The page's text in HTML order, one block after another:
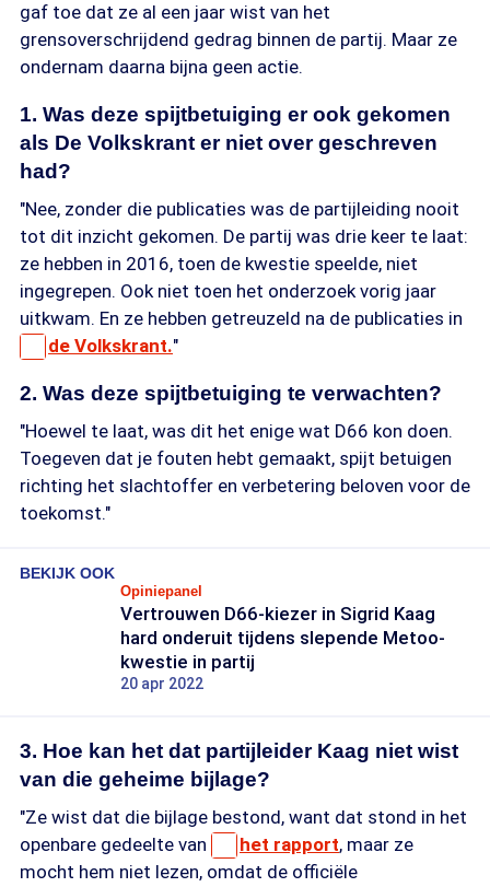
gaf toe dat ze al een jaar wist van het
grensoverschrijdend gedrag binnen de partij. Maar ze
ondernam daarna bijna geen actie.
1. Was deze spijtbetuiging er ook gekomen
als De Volkskrant er niet over geschreven
had?
"Nee, zonder die publicaties was de partijleiding nooit
tot dit inzicht gekomen. De partij was drie keer te laat:
ze hebben in 2016, toen de kwestie speelde, niet
ingegrepen. Ook niet toen het onderzoek vorig jaar
uitkwam. En ze hebben getreuzeld na de publicaties in
de Volkskrant."
2. Was deze spijtbetuiging te verwachten?
"Hoewel te laat, was dit het enige wat D66 kon doen.
Toegeven dat je fouten hebt gemaakt, spijt betuigen
richting het slachtoffer en verbetering beloven voor de
toekomst."
BEKIJK OOK
Opiniepanel
Vertrouwen D66-kiezer in Sigrid Kaag
hard onderuit tijdens slepende Metoo-
kwestie in partij
20 apr 2022
3. Hoe kan het dat partijleider Kaag niet wist
van die geheime bijlage?
"Ze wist dat die bijlage bestond, want dat stond in het
openbare gedeelte van
het rapport, maar ze
mocht hem niet lezen, omdat de officiële